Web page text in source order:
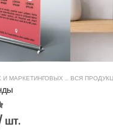
АГЕНТСТВ ,
шт.
ВСЯ